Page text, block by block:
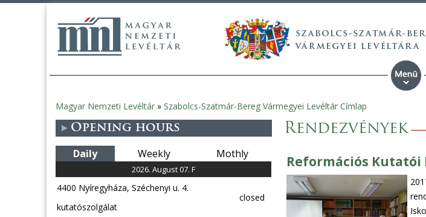
You
are
here
Magyar Nemzeti Levéltár » Szabolcs-Szatmár-Bereg Vármegyei Levéltár Címlap
Rendezvények
Reformációs Kutatói
Opening hours
Daily Weekly Mothly
2026. August 07. F
4400 Nyíregyháza, Széchenyi u. 4.
kutatószolgálat
closed